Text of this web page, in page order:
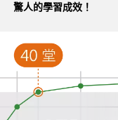
驚人的學習成效！